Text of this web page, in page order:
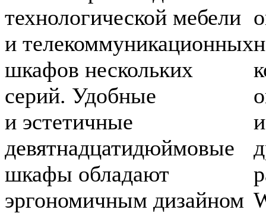
технологической мебели
и телекоммуникационных
шкафов нескольких
серий. Удобные
и эстетичные
девятнадцатидюймовые
шкафы обладают
эргономичным дизайном